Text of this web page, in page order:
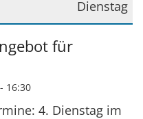
Dienstag
für
16:30
4. Dienstag im